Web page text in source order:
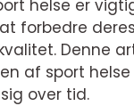
helse er
forbedre
Denne
af sport
over tid.